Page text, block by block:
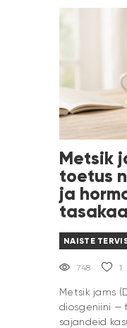
Metsik
toetus
ja
NAISTE
748 1
Metsik jams
diosgeniini —
sajandeid